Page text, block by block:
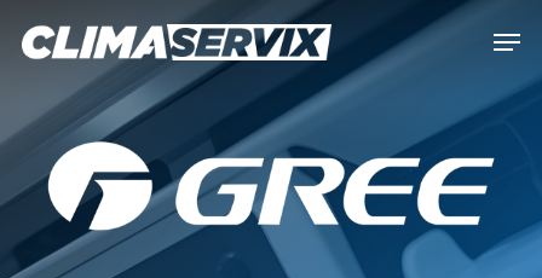
content
Close
Menu